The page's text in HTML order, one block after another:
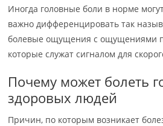
Иногда головные боли в норме
важно дифференцировать так
болевые ощущения с ощущениями
которые служат сигналом для
Почему может болеть
здоровых людей
Причин, по которым возникает